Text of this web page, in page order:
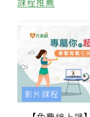
課程推薦
影片課程